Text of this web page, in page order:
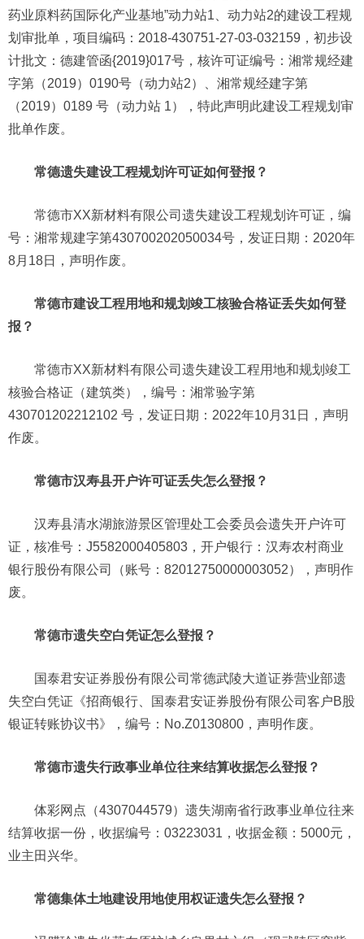
药业原料药国际化产业基地”动力站1、动力站2的建设工程规
划审批单，项目编码：2018-430751-27-03-032159，初步设
计批文：德建管函{2019}017号，核许可证编号：湘常规经建
字第（2019）0190号（动力站2）、湘常规经建字第
（2019）0189 号（动力站 1），特此声明此建设工程规划审
批单作废。
常德遗失建设工程规划许可证如何登报？
常德市XX新材料有限公司遗失建设工程规划许可证，编
号：湘常规建字第430700202050034号，发证日期：2020年
8月18日，声明作废。
常德市建设工程用地和规划竣工核验合格证丢失如何登
报？
常德市XX新材料有限公司遗失建设工程用地和规划竣工
核验合格证（建筑类），编号：湘常验字第
430701202212102 号，发证日期：2022年10月31日，声明
作废。
常德市汉寿县开户许可证丢失怎么登报？
汉寿县清水湖旅游景区管理处工会委员会遗失开户许可
证，核准号：J5582000405803，开户银行：汉寿农村商业
银行股份有限公司（账号：82012750000003052），声明作
废。
常德市遗失空白凭证怎么登报？
国泰君安证券股份有限公司常德武陵大道证券营业部遗
失空白凭证《招商银行、国泰君安证券股份有限公司客户B股
银证转账协议书》，编号：No.Z0130800，声明作废。
常德市遗失行政事业单位往来结算收据怎么登报？
体彩网点（4307044579）遗失湖南省行政事业单位往来
结算收据一份，收据编号：03223031，收据金额：5000元，
业主田兴华。
常德集体土地建设用地使用权证遗失怎么登报？